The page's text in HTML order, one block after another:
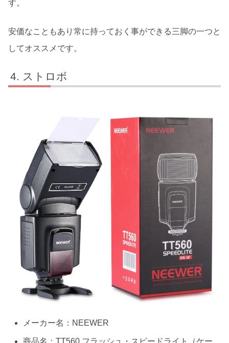
す。
安価なこともあり常に持っておく事ができる三脚の一つと
してオススメです。
ストロボ
メーカー名：NEEWER
商品名：TT560 フラッシュ・スピードライト（ケー